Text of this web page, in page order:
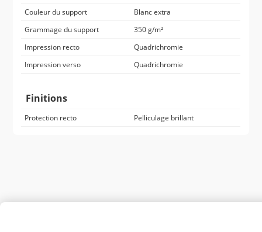
Couleur du support
Blanc extra
Grammage du support
350 g/m²
Impression recto
Quadrichromie
Impression verso
Quadrichromie
Finitions
Protection recto Pelliculage brillant